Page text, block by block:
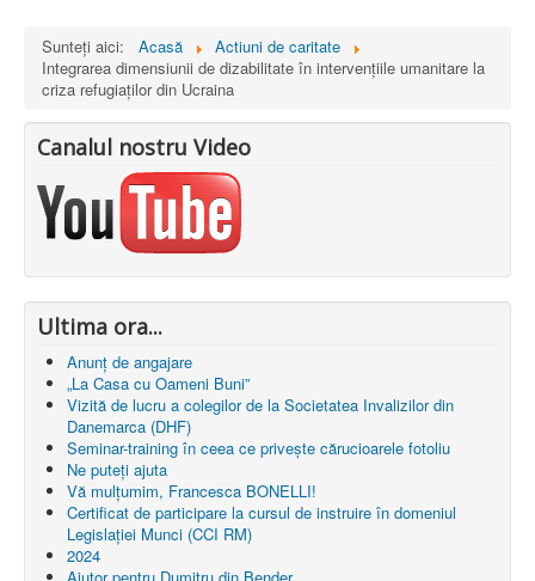
Sunteți aici: Acasă
Actiuni de caritate
Integrarea dimensiunii de dizabilitate în intervențiile umanitare la
criza refugiaților din Ucraina
Canalul nostru Video
Ultima ora...
Anunț de angajare
„La Casa cu Oameni Buni”
Vizită de lucru a colegilor de la Societatea Invalizilor din
Danemarca (DHF)
Seminar-training în ceea ce privește cărucioarele fotoliu
Ne puteți ajuta
Vă mulțumim, Francesca BONELLI!
Certificat de participare la cursul de instruire în domeniul
Legislației Munci (CCI RM)
2024